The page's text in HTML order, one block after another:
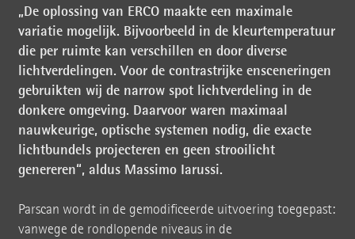
„De oplossing van ERCO maakte een maximale
variatie mogelijk. Bijvoorbeeld in de kleurtemperatuur
die per ruimte kan verschillen en door diverse
lichtverdelingen. Voor de contrastrijke ensceneringen
gebruikten wij de narrow spot lichtverdeling in de
donkere omgeving. Daarvoor waren maximaal
nauwkeurige, optische systemen nodig, die exacte
lichtbundels projecteren en geen strooilicht
genereren“, aldus Massimo Iarussi.
Parscan wordt in de gemodificeerde uitvoering toegepast:
vanwege de rondlopende niveaus in de